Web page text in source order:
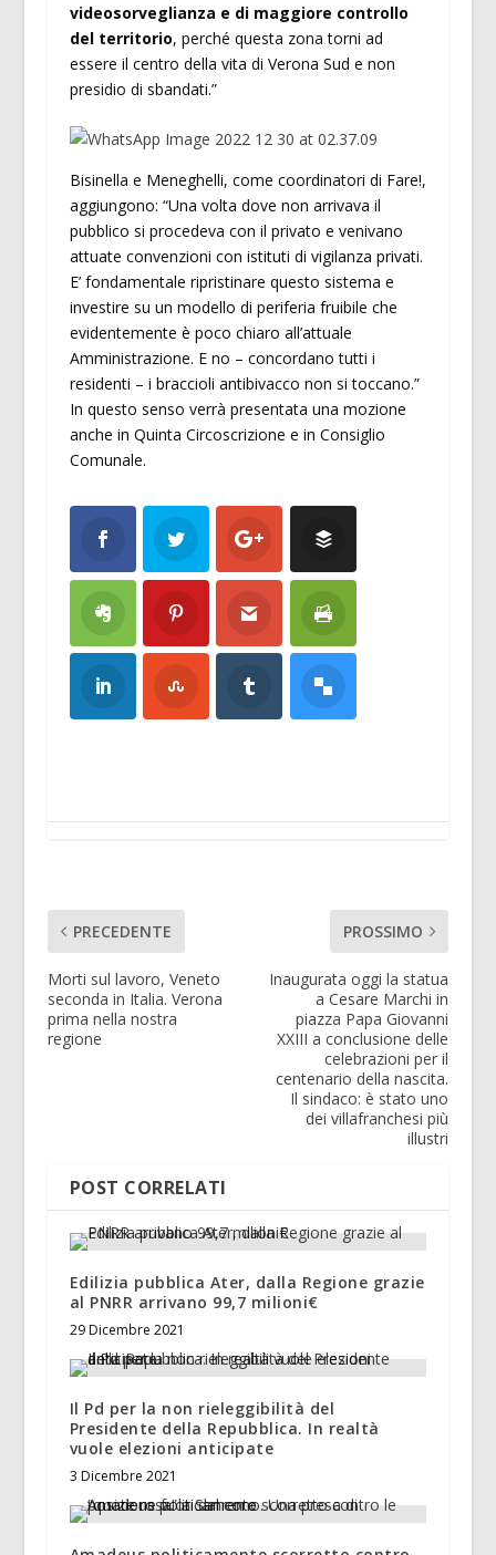
videosorveglianza e di maggiore controllo
del territorio, perché questa zona torni ad
essere il centro della vita di Verona Sud e non
presidio di sbandati.”
Bisinella e Meneghelli, come coordinatori di Fare!,
aggiungono: “Una volta dove non arrivava il
pubblico si procedeva con il privato e venivano
attuate convenzioni con istituti di vigilanza privati.
E’ fondamentale ripristinare questo sistema e
investire su un modello di periferia fruibile che
evidentemente è poco chiaro all’attuale
Amministrazione. E no – concordano tutti i
residenti – i braccioli antibivacco non si toccano.”
In questo senso verrà presentata una mozione
anche in Quinta Circoscrizione e in Consiglio
Comunale.
PRECEDENTE
Morti sul lavoro, Veneto
seconda in Italia. Verona
prima nella nostra
regione
PROSSIMO
Inaugurata oggi la statua
a Cesare Marchi in
piazza Papa Giovanni
XXIII a conclusione delle
celebrazioni per il
centenario della nascita.
Il sindaco: è stato uno
dei villafranchesi più
illustri
POST CORRELATI
Edilizia pubblica Ater, dalla Regione grazie
al PNRR arrivano 99,7 milioni€
29 Dicembre 2021
Il Pd per la non rieleggibilità del
Presidente della Repubblica. In realtà
vuole elezioni anticipate
3 Dicembre 2021